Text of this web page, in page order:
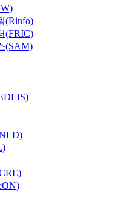
(Rinfo)
(FRIC)
(SAM)